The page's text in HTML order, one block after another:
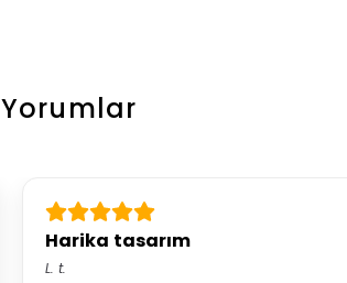
Yorumlar
Harika tasarım
L. t.